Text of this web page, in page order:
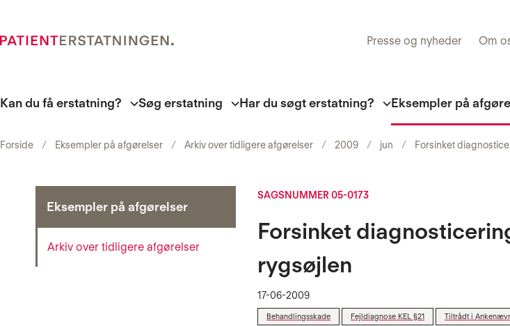
Presse og nyheder Om
Kan du få erstatning? Søg erstatning Har du søgt erstatning? Eksempler på
Forside Eksempler på afgørelser Arkiv over tidligere afgørelser 2009 jun Forsinket
Eksempler på afgørelser
Arkiv over tidligere afgørelser
SAGSNUMMER 05-0173
Forsinket
rygsøjlen
17-06-2009
Behandlingsskade Fejldiagnose KEL §21 Tiltrådt i